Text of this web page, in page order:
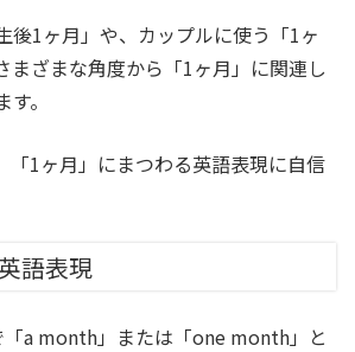
後1ヶ月」や、カップルに使う「1ヶ
まざまな角度から「1ヶ月」に関連し
。
「1ヶ月」にまつわる英語表現に自信
語表現
「a month」または「one month」と